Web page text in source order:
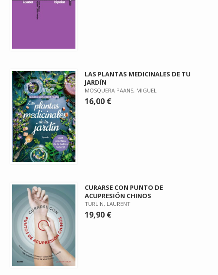
LAS PLANTAS MEDICINALES DE TU
JARDÍN
MOSQUERA PAANS, MIGUEL
16,00 €
CURARSE CON PUNTO DE
ACUPRESIÓN CHINOS
TURLIN, LAURENT
19,90 €